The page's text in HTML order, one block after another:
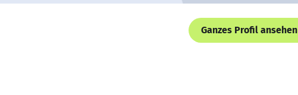
Ganzes Profil ansehen